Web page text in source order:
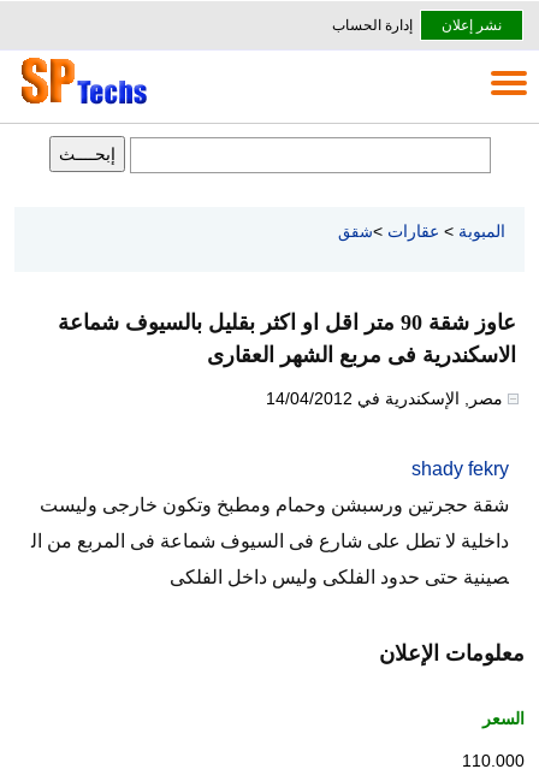
نشر إعلان إدارة الحساب
المبوبة > عقارات >شقق
عاوز شقة 90 متر اقل او اكثر بقليل بالسيوف شماعة
الاسكندرية فى مربع الشهر العقارى
مصر الإسكندرية في 14/04/2012
shady fekry
شقة حجرتين ورسبشن وحمام ومطبخ وتكون خارجى وليست
داخلية لا تطل على شارع فى السيوف شماعة فى المربع من ال
صينية حتى حدود الفلكى وليس داخل الفلكى
معلومات الإعلان
السعر
110.000